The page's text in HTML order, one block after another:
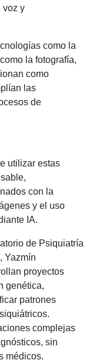
voz y
como la
la fotografía,
como
las
de
utilizar estas
con la
y el uso
IA.
de Psiquiatría
Yazmín
proyectos
genética,
patrones
complejas
sin
médicos.